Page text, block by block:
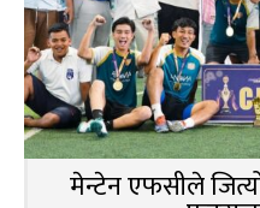
मेन्टेन एफसीले